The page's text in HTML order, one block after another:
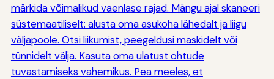
märkida võimalikud vaenlase rajad. Mängu ajal skaneeri
süstemaatiliselt: alusta oma asukoha lähedalt ja liigu
väljapoole. Otsi liikumist, peegeldusi maskidelt või
tünnidelt välja. Kasuta oma ulatust ohtude
tuvastamiseks vahemikus. Pea meeles, et